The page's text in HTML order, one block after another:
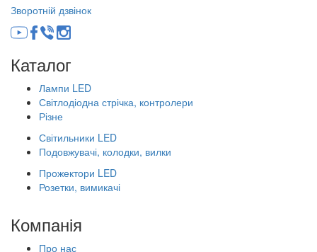
Зворотній дзвінок
Каталог
Лампи LED
Світлодіодна стрічка, контролери
Різне
Світильники LED
Подовжувачі, колодки, вилки
Прожектори LED
Розетки, вимикачі
Компанія
Про нас